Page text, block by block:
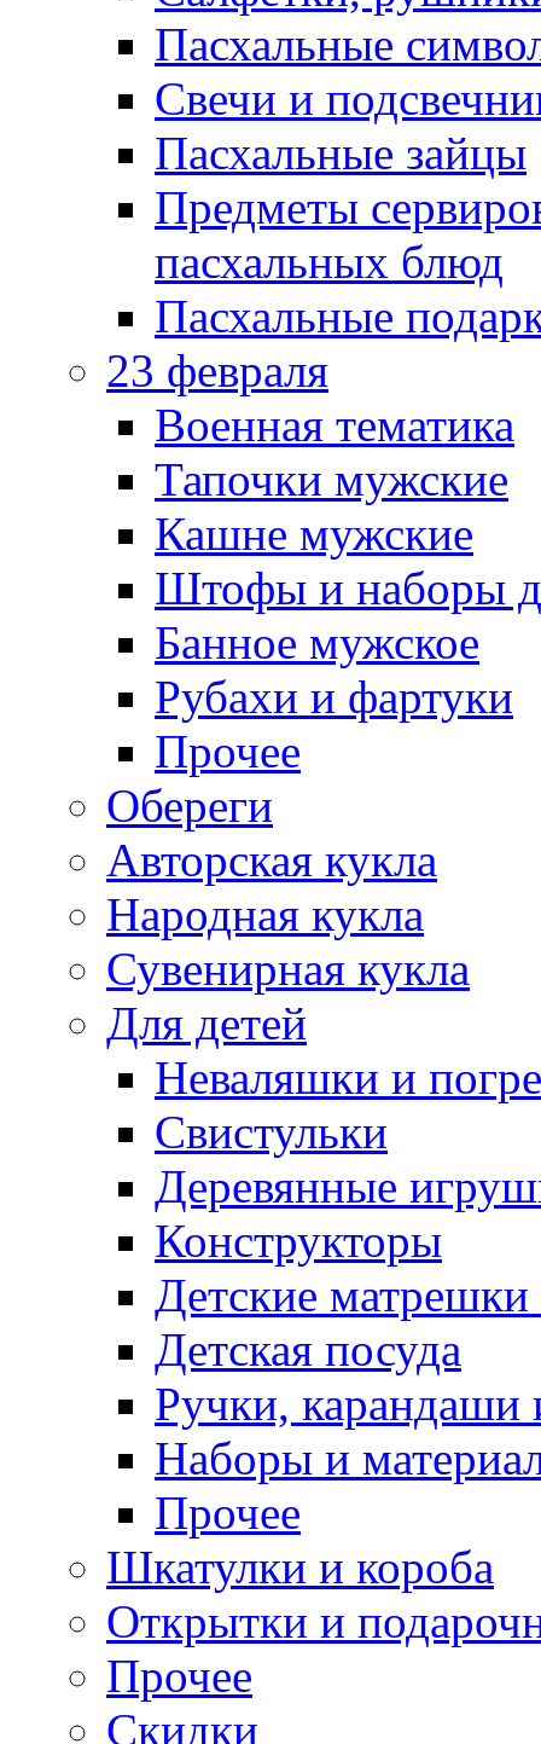
Пасхальные
Свечи и
Пасхальные зайцы
Предметы
пасхальных блюд
Пасхальные
23 февраля
Военная тематика
Тапочки мужские
Кашне мужские
Штофы и наборы
Банное мужское
Рубахи и фартуки
Прочее
Обереги
Авторская кукла
Народная кукла
Сувенирная кукла
Для детей
Неваляшки и
Свистульки
Деревянные
Конструкторы
Детские
Детская посуда
Ручки,
Наборы и
Прочее
Шкатулки и короба
Открытки и
Прочее
Скидки